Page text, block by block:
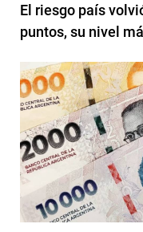
El riesgo país
puntos, su nivel